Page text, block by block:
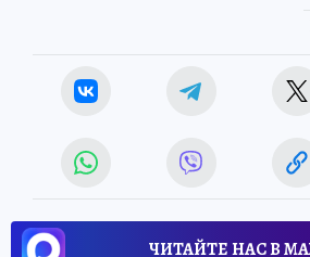
ЧИТАЙТЕ НАС В